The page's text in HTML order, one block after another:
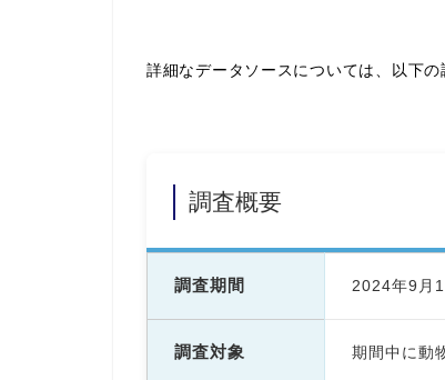
詳細なデータソースについては、以下の
調査概要
調査期間 2024年9月
調査対象 期間中に動